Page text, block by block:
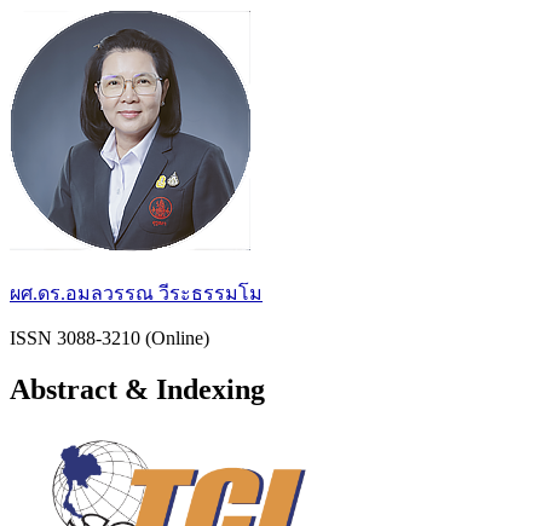
ผศ.ดร.อมลวรรณ วีระธรรมโม
ISSN 3088-3210 (Online)
Abstract & Indexing